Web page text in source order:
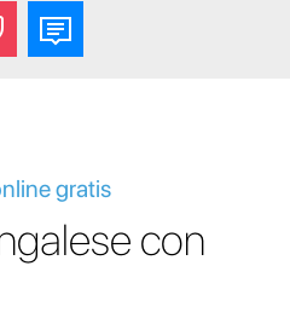
gratis
con